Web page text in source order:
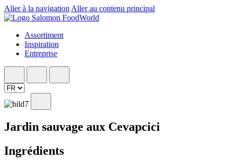
Aller à la navigation Aller au contenu principal
Assortiment
Inspiration
Entreprise
Jardin sauvage aux Cevapcici
Ingrédients